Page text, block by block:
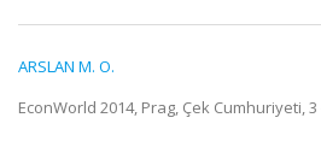
ARSLAN M. O.
EconWorld 2014, Prag, Çek Cumhuriyeti,